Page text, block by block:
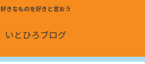
好きなものを好きと言おう
いとひろブログ